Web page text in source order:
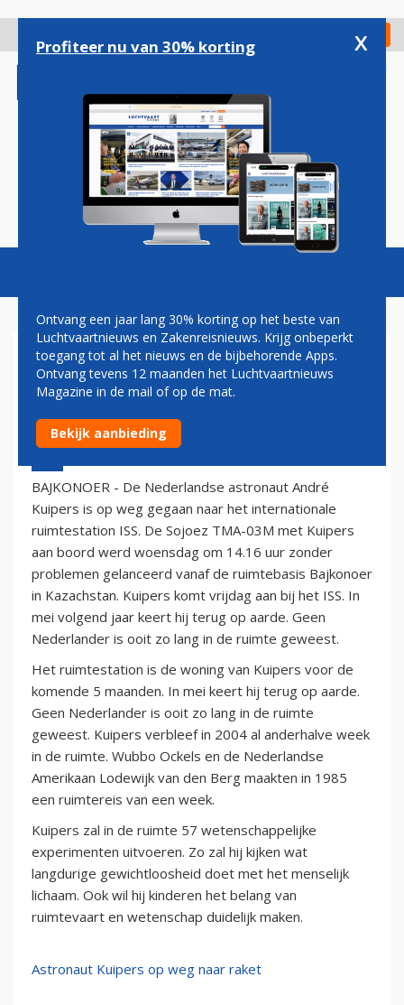
gaan
Check in
Magazine Podcasts Vacatures
SOJOEZRAKET MET ANDRÉ
KUIPERS GELANCEERD
21 december 2011 - 15:21
BAJKONOER - De Nederlandse astronaut André
Kuipers is op weg gegaan naar het internationale
ruimtestation ISS. De Sojoez TMA-03M met Kuipers
aan boord werd woensdag om 14.16 uur zonder
problemen gelanceerd vanaf de ruimtebasis Bajkonoer
in Kazachstan. Kuipers komt vrijdag aan bij het ISS. In
mei volgend jaar keert hij terug op aarde. Geen
Nederlander is ooit zo lang in de ruimte geweest.
Het ruimtestation is de woning van Kuipers voor de
komende 5 maanden. In mei keert hij terug op aarde.
Geen Nederlander is ooit zo lang in de ruimte
geweest. Kuipers verbleef in 2004 al anderhalve week
in de ruimte. Wubbo Ockels en de Nederlandse
Amerikaan Lodewijk van den Berg maakten in 1985
een ruimtereis van een week.
Kuipers zal in de ruimte 57 wetenschappelijke
experimenten uitvoeren. Zo zal hij kijken wat
langdurige gewichtloosheid doet met het menselijk
lichaam. Ook wil hij kinderen het belang van
ruimtevaart en wetenschap duidelijk maken.
Astronaut Kuipers op weg naar raket
Profiteer nu van 30% korting x
Ontvang een jaar lang 30% korting op het beste van
Luchtvaartnieuws en Zakenreisnieuws. Krijg onbeperkt
toegang tot al het nieuws en de bijbehorende Apps.
Ontvang tevens 12 maanden het Luchtvaartnieuws
Magazine in de mail of op de mat.
Bekijk aanbieding